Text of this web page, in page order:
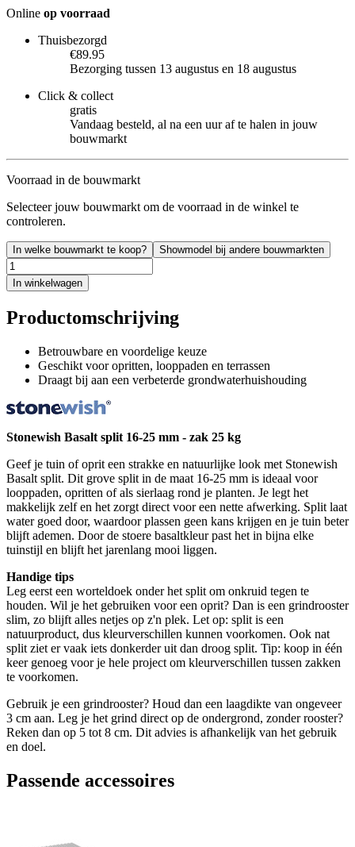
Online op voorraad
Thuisbezorgd
€89.95
Bezorging tussen 13 augustus en 18 augustus
Click & collect
gratis
Vandaag besteld, al na een uur af te halen in jouw
bouwmarkt
Voorraad in de bouwmarkt
Selecteer jouw bouwmarkt om de voorraad in de winkel te
controleren.
In welke bouwmarkt te koop? Showmodel bij andere bouwmarkten
In winkelwagen
Productomschrijving
Betrouwbare en voordelige keuze
Geschikt voor opritten, looppaden en terrassen
Draagt bij aan een verbeterde grondwaterhuishouding
Stonewish Basalt split 16-25 mm - zak 25 kg
Geef je tuin of oprit een strakke en natuurlijke look met Stonewish
Basalt split. Dit grove split in de maat 16-25 mm is ideaal voor
looppaden, opritten of als sierlaag rond je planten. Je legt het
makkelijk zelf en het zorgt direct voor een nette afwerking. Split laat
water goed door, waardoor plassen geen kans krijgen en je tuin beter
blijft ademen. Door de stoere basaltkleur past het in bijna elke
tuinstijl en blijft het jarenlang mooi liggen.
Handige tips
Leg eerst een worteldoek onder het split om onkruid tegen te
houden. Wil je het gebruiken voor een oprit? Dan is een grindrooster
slim, zo blijft alles netjes op z'n plek. Let op: split is een
natuurproduct, dus kleurverschillen kunnen voorkomen. Ook nat
split ziet er vaak iets donkerder uit dan droog split. Tip: koop in één
keer genoeg voor je hele project om kleurverschillen tussen zakken
te voorkomen.
Gebruik je een grindrooster? Houd dan een laagdikte van ongeveer
3 cm aan. Leg je het grind direct op de ondergrond, zonder rooster?
Reken dan op 5 tot 8 cm. Dit advies is afhankelijk van het gebruik
en doel.
Passende accessoires